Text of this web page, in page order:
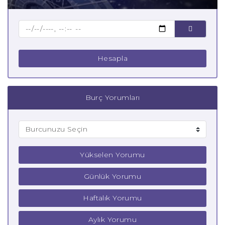
Baba Oğlak Burcu
Hesapla
Burç Yorumları
Yükselen Yorumu
Günlük Yorumu
Haftalık Yorumu
Aylık Yorumu